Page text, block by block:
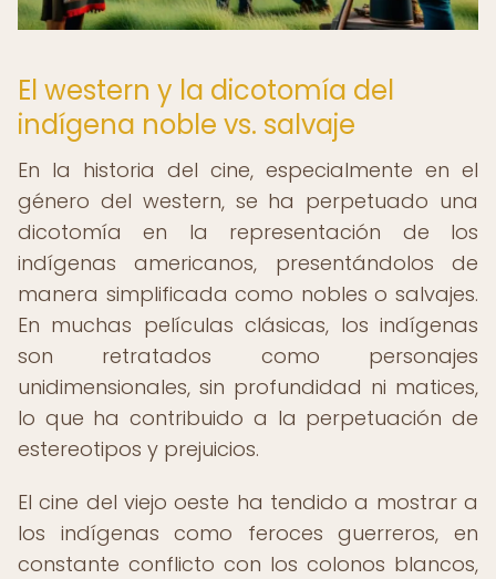
El western y la dicotomía del
indígena noble vs. salvaje
En la historia del cine, especialmente en el
género del western, se ha perpetuado una
dicotomía en la representación de los
indígenas americanos, presentándolos de
manera simplificada como nobles o salvajes.
En muchas películas clásicas, los indígenas
son retratados como personajes
unidimensionales, sin profundidad ni matices,
lo que ha contribuido a la perpetuación de
estereotipos y prejuicios.
El cine del viejo oeste ha tendido a mostrar a
los indígenas como feroces guerreros, en
constante conflicto con los colonos blancos,